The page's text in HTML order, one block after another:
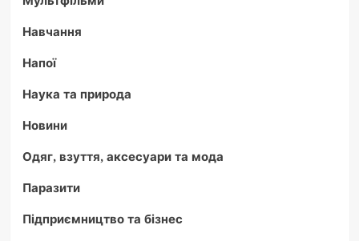
Навчання
Напої
Наука та природа
Новини
Одяг, взуття, аксесуари та мода
Паразити
Підприємництво та бізнес